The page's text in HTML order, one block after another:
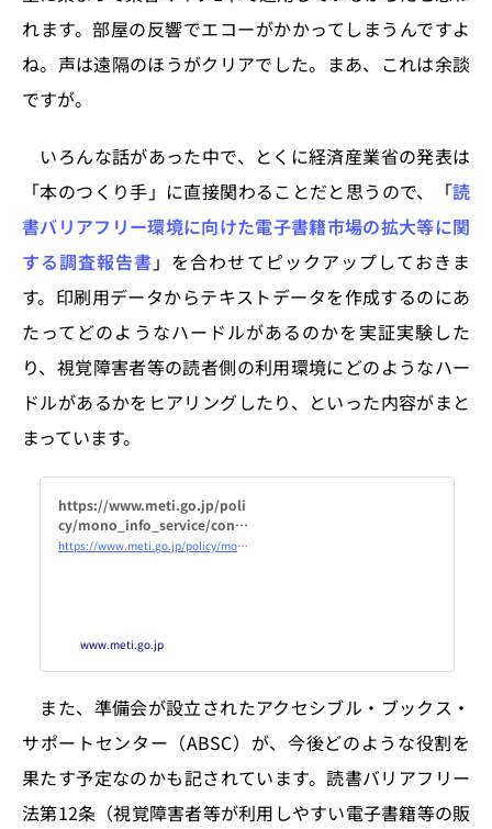
れます。部屋の反響でエコーがかかってしまうんですよ
ね。声は遠隔のほうがクリアでした。まあ、これは余談
ですが。
いろんな話があった中で、とくに経済産業省の発表は
「本のつくり手」に直接関わることだと思うので、「読
書バリアフリー環境に向けた電子書籍市場の拡大等に関
する調査報告書 」を合わせてピックアップしておきま
す。印刷用データからテキストデータを作成するのにあ
たってどのようなハードルがあるのかを実証実験した
り、視覚障害者等の読者側の利用環境にどのようなハー
ドルがあるかをヒアリングしたり、といった内容がまと
まっています。
https://www.meti.go.jp/poli
cy/mono_info_service/conte
nts/2022dokubarireport.htm
https://www.meti.go.jp/policy/mono_info_service/contents/2022dokubarireport.html
www.meti.go.jp
また、準備会が設立されたアクセシブル・ブックス・
サポートセンター（ABSC）が、今後どのような役割を
果たす予定なのかも記されています。読書バリアフリー
法第12条（視覚障害者等が利用しやすい電子書籍等の販